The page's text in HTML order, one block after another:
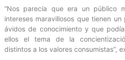
“Nos parecía que era un público
intereses maravillosos que tienen
ávidos de conocimiento y que
ellos el tema de la
distintos a los valores consumistas”,